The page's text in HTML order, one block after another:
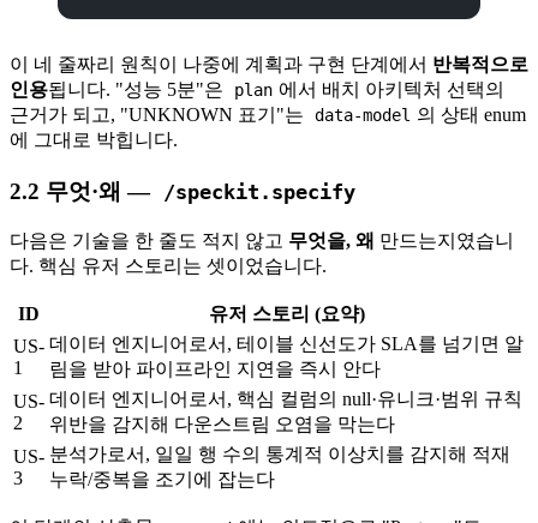
이 네 줄짜리 원칙이 나중에 계획과 구현 단계에서 반복적으로
인용됩니다. "성능 5분"은 plan 에서 배치 아키텍처 선택의
근거가 되고, "UNKNOWN 표기"는
data-model 의 상태 enum
에 그대로 박힙니다.
2.2 무엇·왜 — /speckit.specify
다음은 기술을 한 줄도 적지 않고 무엇을, 왜 만드는지였습니
다. 핵심 유저 스토리는 셋이었습니다.
ID
유저 스토리 (요약)
US-
1
데이터 엔지니어로서, 테이블 신선도가 SLA를 넘기면 알
림을 받아 파이프라인 지연을 즉시 안다
US-
2
데이터 엔지니어로서, 핵심 컬럼의 null·유니크·범위 규칙
위반을 감지해 다운스트림 오염을 막는다
US-
3
분석가로서, 일일 행 수의 통계적 이상치를 감지해 적재
누락/중복을 조기에 잡는다